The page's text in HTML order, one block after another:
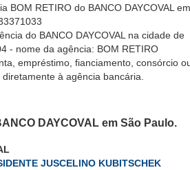
BOM RETIRO do BANCO DAYCOVAL em
do BANCO DAYCOVAL na cidade de
- nome da agência: BOM RETIRO
empréstimo, fianciamento, consórcio
à agência bancária.
DAYCOVAL em São Paulo.
JUSCELINO KUBITSCHEK